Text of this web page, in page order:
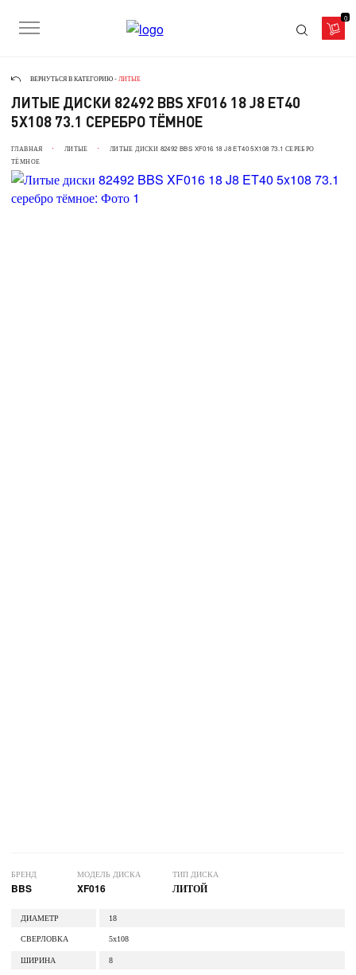
0
ВЕРНУТЬСЯ В КАТЕГОРИЮ - ЛИТЫЕ
ЛИТЫЕ ДИСКИ 82492 BBS XF016 18 J8 ET40
5X108 73.1 СЕРЕБРО ТЁМНОЕ
ГЛАВНАЯ ЛИТЫЕ
ЛИТЫЕ ДИСКИ 82492 BBS XF016 18 J8 ET40 5X108 73.1 СЕРЕБРО
ТЁМНОЕ
БРЕНД
BBS
МОДЕЛЬ ДИСКА
XF016
ТИП ДИСКА
ЛИТОЙ
ДИАМЕТР 18
СВЕРЛОВКА 5x108
ШИРИНА 8